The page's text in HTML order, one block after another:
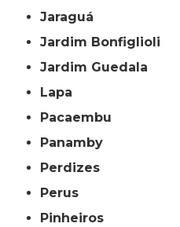
Jaraguá
Jardim Bonfiglioli
Jardim Guedala
Lapa
Pacaembu
Panamby
Perdizes
Perus
Pinheiros